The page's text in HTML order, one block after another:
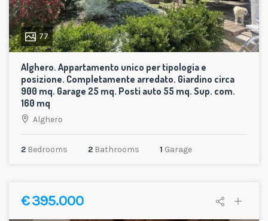
77
Alghero. Appartamento unico per tipologia e
posizione. Completamente arredato. Giardino circa
900 mq. Garage 25 mq. Posti auto 55 mq. Sup. com.
160 mq
Alghero
2 Bedrooms 2 Bathrooms 1 Garage
€ 395.000